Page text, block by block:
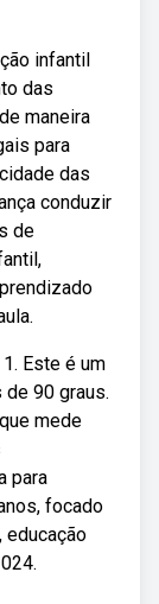
infantil
das
maneira
para
das
conduzir
de
Este é um
90 graus.
mede
para
focado
educação